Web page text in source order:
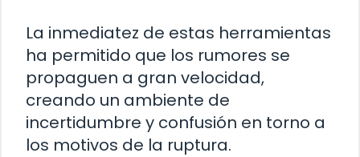
La inmediatez de estas herramientas
ha permitido que los rumores se
propaguen a gran velocidad,
creando un ambiente de
incertidumbre y confusión en torno a
los motivos de la ruptura.